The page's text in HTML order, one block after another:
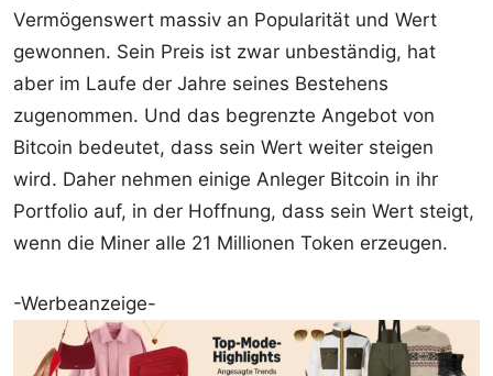
Vermögenswert massiv an Popularität und Wert
gewonnen. Sein Preis ist zwar unbeständig, hat
aber im Laufe der Jahre seines Bestehens
zugenommen. Und das begrenzte Angebot von
Bitcoin bedeutet, dass sein Wert weiter steigen
wird. Daher nehmen einige Anleger Bitcoin in ihr
Portfolio auf, in der Hoffnung, dass sein Wert steigt,
wenn die Miner alle 21 Millionen Token erzeugen.
-Werbeanzeige-